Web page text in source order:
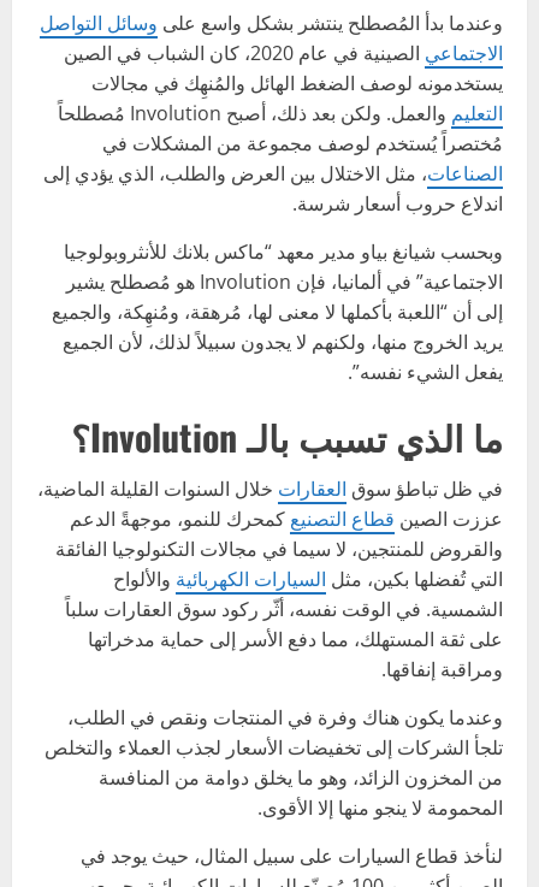
وعندما بدأ المُصطلح ينتشر بشكل واسع على وسائل التواصل
الاجتماعي
الصينية في عام 2020، كان الشباب في الصين
يستخدمونه لوصف الضغط الهائل والمُنهِك في مجالات
التعليم
والعمل. ولكن بعد ذلك، أصبح Involution مُصطلحاً
مُختصراً يُستخدم لوصف مجموعة من المشكلات في
الصناعات، مثل الاختلال بين العرض والطلب، الذي يؤدي إلى
اندلاع حروب أسعار شرسة.
وبحسب شيانغ بياو مدير معهد “ماكس بلانك للأنثروبولوجيا
الاجتماعية” في ألمانيا، فإن Involution هو مُصطلح يشير
إلى أن “اللعبة بأكملها لا معنى لها، مُرهقة، ومُنهِكة، والجميع
يريد الخروج منها، ولكنهم لا يجدون سبيلاً لذلك، لأن الجميع
يفعل الشيء نفسه”.
ما الذي تسبب بالـ Involution؟
في ظل تباطؤ سوق العقارات خلال السنوات القليلة الماضية،
عززت الصين قطاع التصنيع كمحرك للنمو، موجهةً الدعم
والقروض للمنتجين، لا سيما في مجالات التكنولوجيا الفائقة
التي تُفضلها بكين، مثل السيارات الكهربائية والألواح
الشمسية. في الوقت نفسه، أثّر ركود سوق العقارات سلباً
على ثقة المستهلك، مما دفع الأسر إلى حماية مدخراتها
ومراقبة إنفاقها.
وعندما يكون هناك وفرة في المنتجات ونقص في الطلب،
تلجأ الشركات إلى تخفيضات الأسعار لجذب العملاء والتخلص
من المخزون الزائد، وهو ما يخلق دوامة من المنافسة
المحمومة لا ينجو منها إلا الأقوى.
لنأخذ قطاع السيارات على سبيل المثال، حيث يوجد في